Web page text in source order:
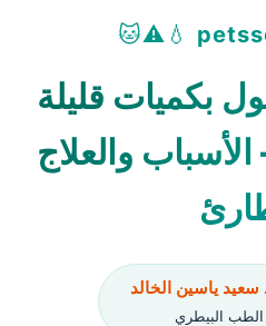
💧⚠️🐱
بكميات قليلة
والعلاج
ياسين الخالد
البيطري